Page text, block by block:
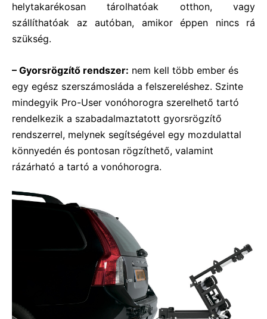
helytakarékosan tárolhatóak otthon, vagy
szállíthatóak az autóban, amikor éppen nincs rá
szükség.
– Gyorsrögzítő rendszer: nem kell több ember és
egy egész szerszámosláda a felszereléshez. Szinte
mindegyik Pro-User vonóhorogra szerelhető tartó
rendelkezik a szabadalmaztatott gyorsrögzítő
rendszerrel, melynek segítségével egy mozdulattal
könnyedén és pontosan rögzíthető, valamint
rázárható a tartó a vonóhorogra.